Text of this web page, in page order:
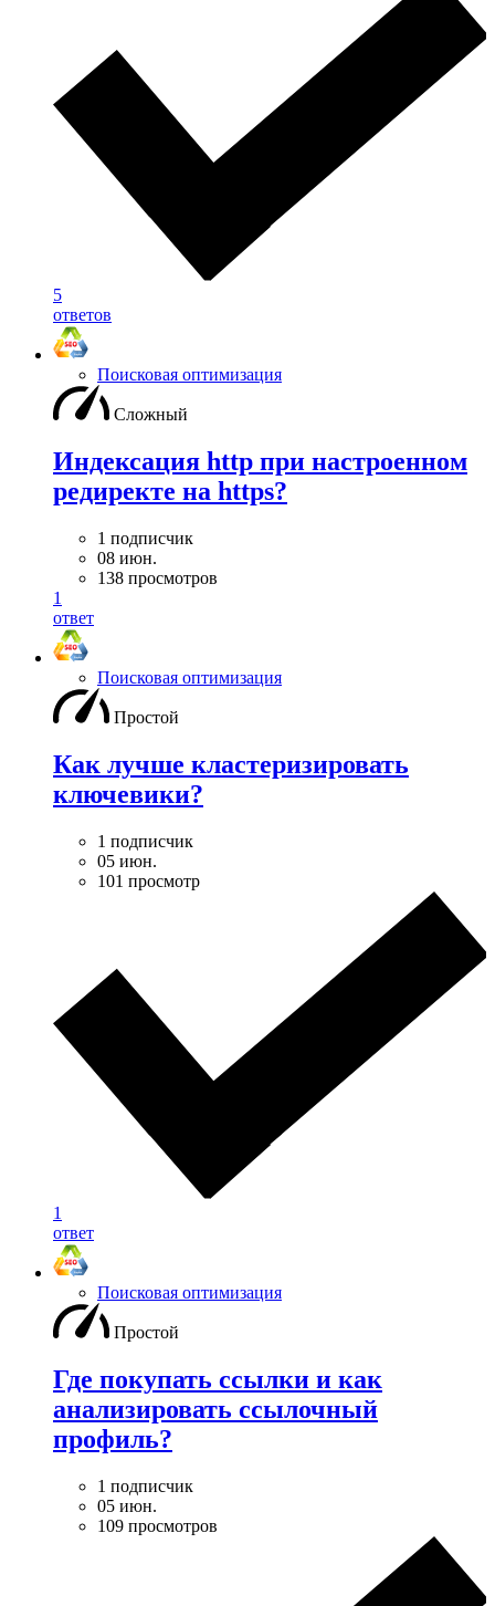
5
ответов
Поисковая оптимизация
Сложный
Индексация http при настроенном
редиректе на https?
1 подписчик
08 июн.
138 просмотров
1
ответ
Поисковая оптимизация
Простой
Как лучше кластеризировать
ключевики?
1 подписчик
05 июн.
101 просмотр
1
ответ
Поисковая оптимизация
Простой
Где покупать ссылки и как
анализировать ссылочный
профиль?
1 подписчик
05 июн.
109 просмотров